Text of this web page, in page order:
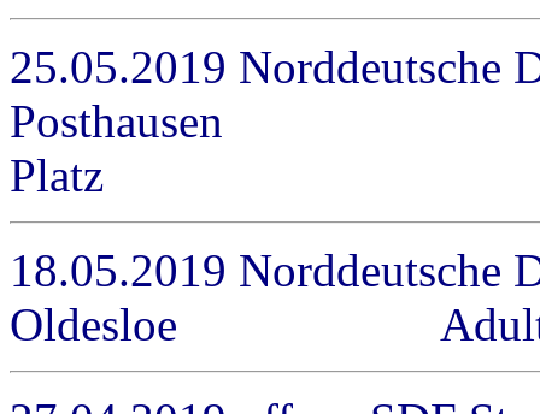
25.05.2019 Norddeutsche
Posthausen Adults
Platz
18.05.2019 Norddeutsche
Oldesloe Adults / B-